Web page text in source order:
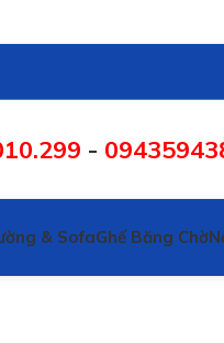
-
& SofaGhế Băng Chờ